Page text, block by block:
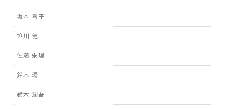
坂本 喜子
笹川 健一
佐藤 朱理
鈴木 環
鈴木 潤吾